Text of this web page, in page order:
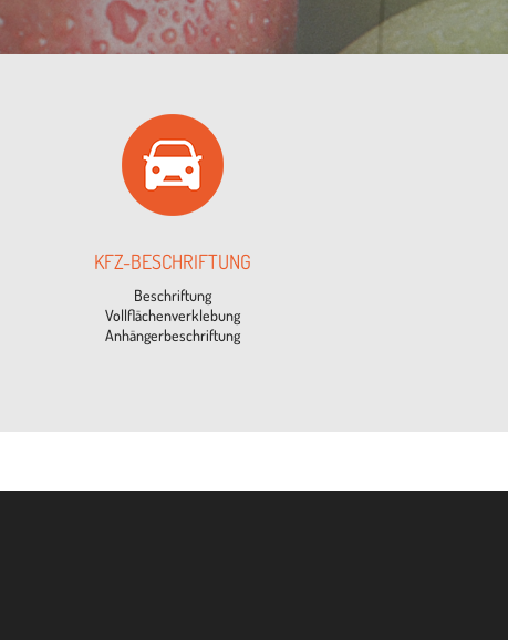
KFZ-BESCHRIF­TUNG
Beschrif­tung
Vollflächenverklebung
Anhängerbeschriftung